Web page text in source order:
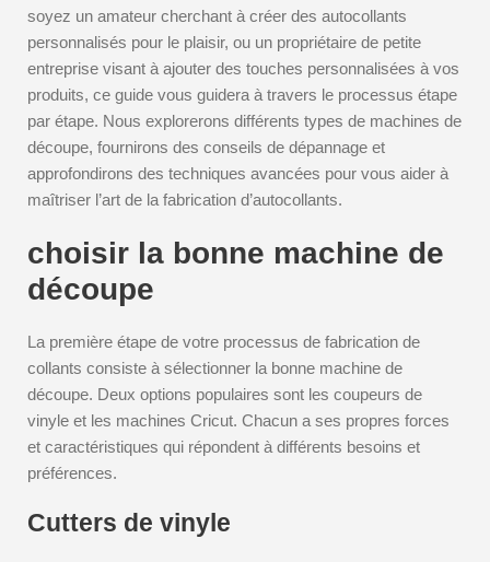
soyez un amateur cherchant à créer des autocollants
personnalisés pour le plaisir, ou un propriétaire de petite
entreprise visant à ajouter des touches personnalisées à vos
produits, ce guide vous guidera à travers le processus étape
par étape. Nous explorerons différents types de machines de
découpe, fournirons des conseils de dépannage et
approfondirons des techniques avancées pour vous aider à
maîtriser l’art de la fabrication d’autocollants.
choisir la bonne machine de
découpe
La première étape de votre processus de fabrication de
collants consiste à sélectionner la bonne machine de
découpe. Deux options populaires sont les coupeurs de
vinyle et les machines Cricut. Chacun a ses propres forces
et caractéristiques qui répondent à différents besoins et
préférences.
Cutters de vinyle